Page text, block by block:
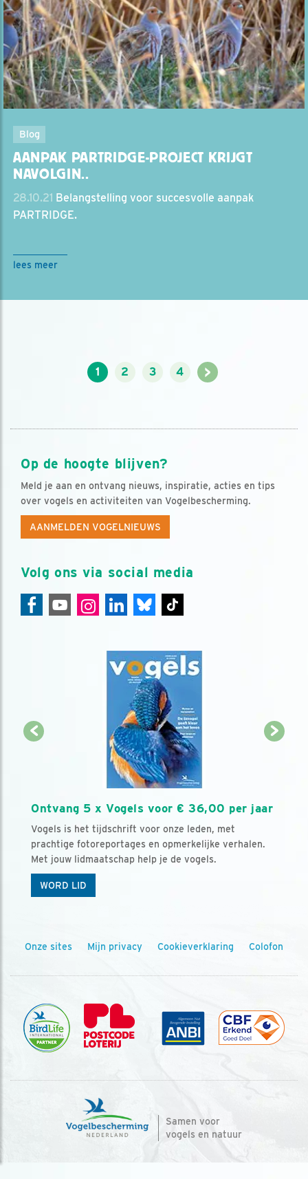
Blog
AANPAK PARTRIDGE-PROJECT KRIJGT
NAVOLGIN..
28.10.21 Belangstelling voor succesvolle aanpak
PARTRIDGE.
lees meer
1 2 3 4 >
Op de hoogte blijven?
Meld je aan en ontvang nieuws, inspiratie, acties en tips
over vogels en activiteiten van Vogelbescherming.
AANMELDEN VOGELNIEUWS
Volg ons via social media
Ontvang 5 x Vogels voor € 36,00 per jaar
Vogels is het tijdschrift voor onze leden, met
prachtige fotoreportages en opmerkelijke verhalen.
Met jouw lidmaatschap help je de vogels.
WORD LID
Onze sites Mijn privacy Cookieverklaring Colofon
Samen voor
vogels en natuur